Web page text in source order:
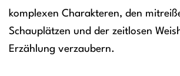
komplexen Charakteren, den
Schauplätzen und der zeitlosen
Erzählung verzaubern.